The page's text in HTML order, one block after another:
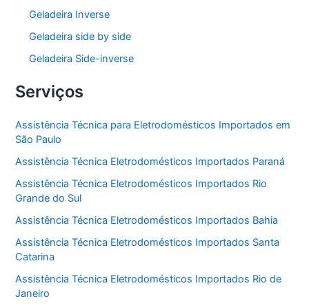
Geladeira Inverse
Geladeira side by side
Geladeira Side-inverse
Serviços
Assistência Técnica para Eletrodomésticos Importados em
São Paulo
Assistência Técnica Eletrodomésticos Importados Paraná
Assistência Técnica Eletrodomésticos Importados Rio
Grande do Sul
Assistência Técnica Eletrodomésticos Importados Bahia
Assistência Técnica Eletrodomésticos Importados Santa
Catarina
Assistência Técnica Eletrodomésticos Importados Rio de
Janeiro